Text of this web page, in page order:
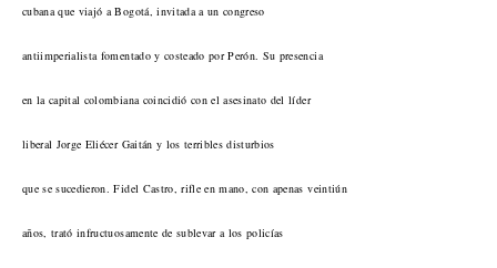
cubana que viajó a Bogotá, invitada a un congreso
antiimperialista fomentado y costeado por Perón. Su presencia
en la capital colombiana coincidió con el asesinato del líder
liberal Jorge Eliécer Gaitán y los terribles disturbios
que se sucedieron. Fidel Castro, rifle en mano, con apenas veintiún
años, trató infructuosamente de sublevar a los policías